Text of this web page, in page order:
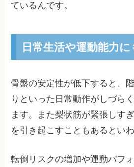
ているんです。
日常生活や運動能力
骨盤の安定性が低下すると、
りといった日常動作がしづら
ます。また梨状筋が緊張しす
を引き起こすこともあるとい
転倒リスクの増加や運動パフ